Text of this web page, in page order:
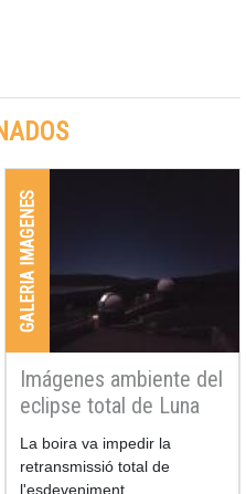
GALERIA IMAGENES
Imágenes ambiente del
eclipse total de Luna
21/01/2019
La boira va impedir la
retransmissió total de
l'esdeveniment